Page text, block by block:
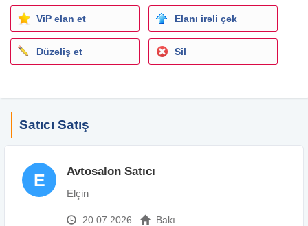
ViP elan et Elanı irəli çək
Düzəliş et Sil
Satıcı Satış
E Avtosalon Satıcı
Elçin
20.07.2026 Bakı